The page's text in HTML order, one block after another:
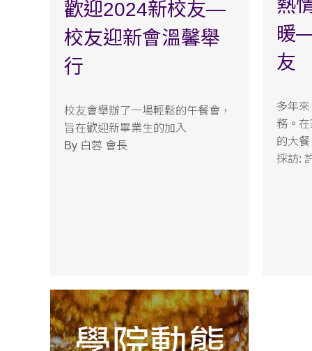
歡迎2024新校友—
校友迎新會溫馨舉
行
校友會舉辦了一場輕鬆的午餐會，
旨在歡迎新畢業生的加入
By 白蓉 會長
熱
暖
友
多年
務。
的大
採訪: